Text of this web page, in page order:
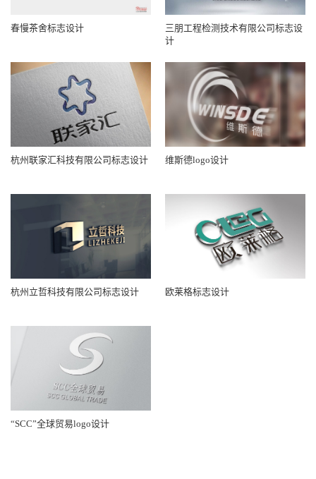
春慢茶舍标志设计
三朋工程检测技术有限公司标志设
计
杭州联家汇科技有限公司标志设计 维斯德logo设计
杭州立哲科技有限公司标志设计 欧莱格标志设计
“SCC”全球贸易logo设计